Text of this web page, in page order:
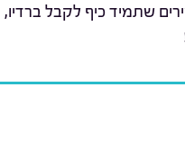
שתמיד כיף לקבל ברדיו,